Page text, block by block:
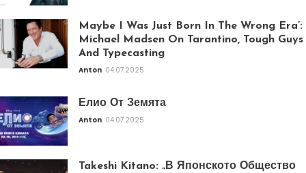
Maybe I Was Just Born In The Wrong Era’:
Michael Madsen On Tarantino, Tough Guys
And Typecasting
Anton 04.07.2025
Елио От Земята
Anton 04.07.2025
Takeshi Kitano: „В Японското Общество